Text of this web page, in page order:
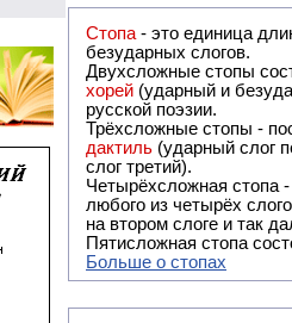
Стопа - это единица
безударных слогов.
Двухсложные стопы
хорей (ударный и
русской поэзии.
Трёхсложные стопы -
дактиль (ударный слог
слог третий).
Четырёхсложная стопа
любого из четырёх
на втором слоге и так
Пятисложная стопа
Больше о стопах